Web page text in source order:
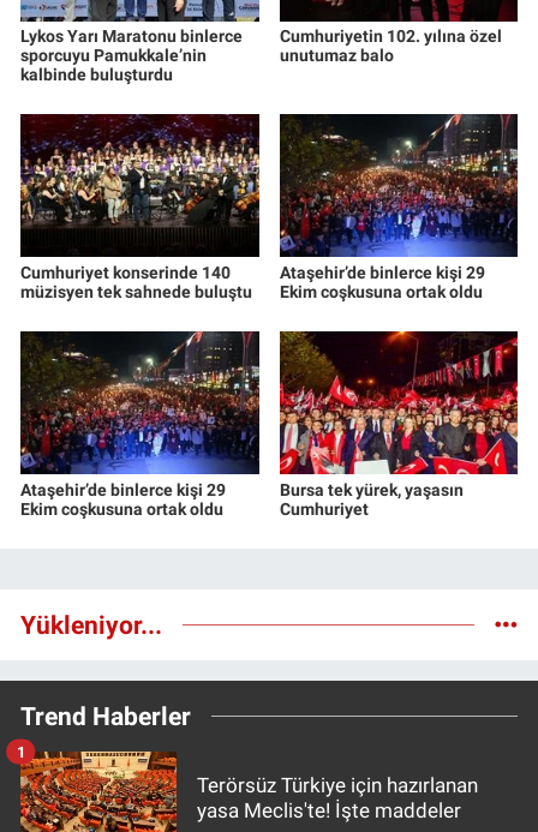
Lykos Yarı Maratonu binlerce
sporcuyu Pamukkale’nin
kalbinde buluşturdu
Cumhuriyetin 102. yılına özel
unutumaz balo
Cumhuriyet konserinde 140
müzisyen tek sahnede buluştu
Ataşehir’de binlerce kişi 29
Ekim coşkusuna ortak oldu
Ataşehir’de binlerce kişi 29
Ekim coşkusuna ortak oldu
Bursa tek yürek, yaşasın
Cumhuriyet
Yükleniyor...
Trend Haberler
Terörsüz Türkiye için hazırlanan
yasa Meclis'te! İşte maddeler
1